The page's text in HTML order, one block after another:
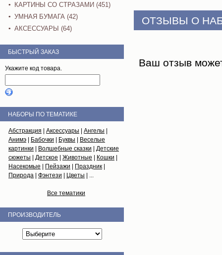
ОТЗЫВЫ О
Ваш отзыв
КАРТИНЫ СО СТРАЗАМИ (451)
УМНАЯ БУМАГА (42)
АКСЕССУАРЫ (64)
БЫСТРЫЙ ЗАКАЗ
Укажите код товара.
НАБОРЫ ПО ТЕМАТИКЕ
Абстракция Аксессуары Ангелы
Анимэ
Бабочки Буквы
Веселые
картинки
Волшебные сказки
Детские
сюжеты
Детское Животные Кошки
Насекомые
Пейзажи Праздник
Природа
Фэнтези Цветы | ...
Все тематики
ПРОИЗВОДИТЕЛЬ